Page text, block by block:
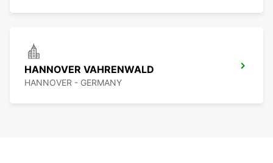
HANNOVER VAHRENWALD
HANNOVER - GERMANY